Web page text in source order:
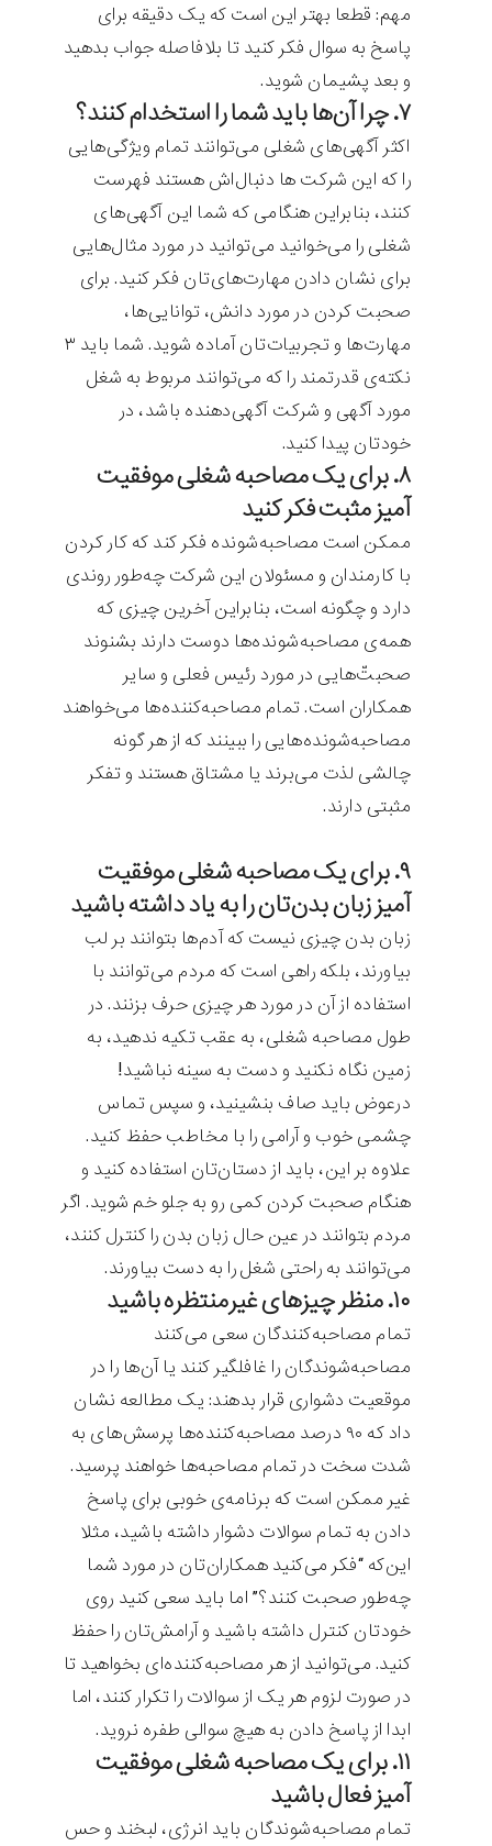
مهم: قطعا بهتر این است که یک دقیقه برای
پاسخ به سوال فکر کنید تا بلافاصله جواب بدهید
و بعد پشیمان شوید.
۷. چرا آن‌ها باید شما را استخدام کنند؟
اکثر آگهی‌های شغلی می‌توانند تمام ویژگی‌هایی
را که این شرکت ها دنبال‌اش هستند فهرست
کنند، بنابراین هنگامی که شما این آگهی‌های
شغلی را می‌خوانید می‌توانید در مورد مثال‌هایی
برای نشان دادن مهارت‌های‌تان فکر کنید. برای
صحبت کردن در مورد دانش، توانایی‌ها،
مهارت‌ها و تجربیات‌تان آماده شوید. شما باید ۳
نکته‌ی قدرتمند را که می‌توانند مربوط به شغل
مورد آگهی و شرکت آگهی‌دهنده باشد، در
خودتان پیدا کنید.
۸. برای یک مصاحبه شغلی موفقیت
آمیز مثبت فکر کنید
ممکن است مصاحبه‌شونده فکر کند که کار کردن
با کارمندان و مسئولان این شرکت چه‌طور روندی
دارد و چگونه است، بنابراین آخرین چیزی که
همه‌ی مصاحبه‌شونده‌ها دوست دارند بشنوند
صحبت‌ّهایی در مورد رئیس فعلی و سایر
همکاران‌ است. تمام مصاحبه‌کننده‌ها می‌خواهند
مصاحبه‌شونده‌هایی را ببینند که از هر گونه
چالشی لذت می‌برند یا مشتاق هستند و تفکر
مثبتی دارند.
۹. برای یک مصاحبه شغلی موفقیت
آمیز زبان بدن‌تان را به یاد داشته باشید
زبان بدن چیزی نیست که آدم‌ها بتوانند بر لب
بیاورند، بلکه راهی است که مردم می‌توانند با
استفاده از آن در مورد هر چیزی حرف بزنند. در
طول مصاحبه شغلی، به عقب تکیه ندهید، به
زمین نگاه نکنید و دست به سینه نباشید!
درعوض باید صاف بنشینید، و سپس تماس
چشمی خوب و آرامی را با مخاطب حفظ کنید.
علاوه بر این، باید از دستان‌تان استفاده کنید و
هنگام صحبت کردن کمی رو به جلو خم شوید. اگر
مردم بتوانند در عین حال زبان بدن را کنترل کنند،
می‌توانند به راحتی شغل را به دست بیاورند.
۱۰. منظر چیزهای غیرمنتظره باشید
تمام مصاحبه‌کنندگان سعی می‌کنند
مصاحبه‌شوندگان را غافلگیر کنند یا آن‌ها را در
موقعیت دشواری قرار بدهند: یک مطالعه نشان
داد که ۹۰ درصد مصاحبه‌کننده‌ها پرسش‌های به
شدت سخت در تمام مصاحبه‌ها خواهند پرسید.
غیر ممکن است که برنامه‌ی خوبی برای پاسخ
دادن به تمام سوالات دشوار داشته باشید، مثلا
این‌که “فکر می‌کنید همکاران‌تان در مورد شما
چه‌طور صحبت کنند؟” اما باید سعی کنید روی
خودتان کنترل داشته باشید و آرامش‌‌تان را حفظ
کنید. می‌توانید از هر مصاحبه‌کننده‌ای بخواهید تا
در صورت لزوم هر یک از سوالات را تکرار کنند، اما
ابدا از پاسخ دادن به هیچ سوالی طفره نروید.
۱۱. برای یک مصاحبه شغلی موفقیت
آمیز فعال باشید
تمام مصاحبه‌شوندگان باید انرژی، لبخند و حس